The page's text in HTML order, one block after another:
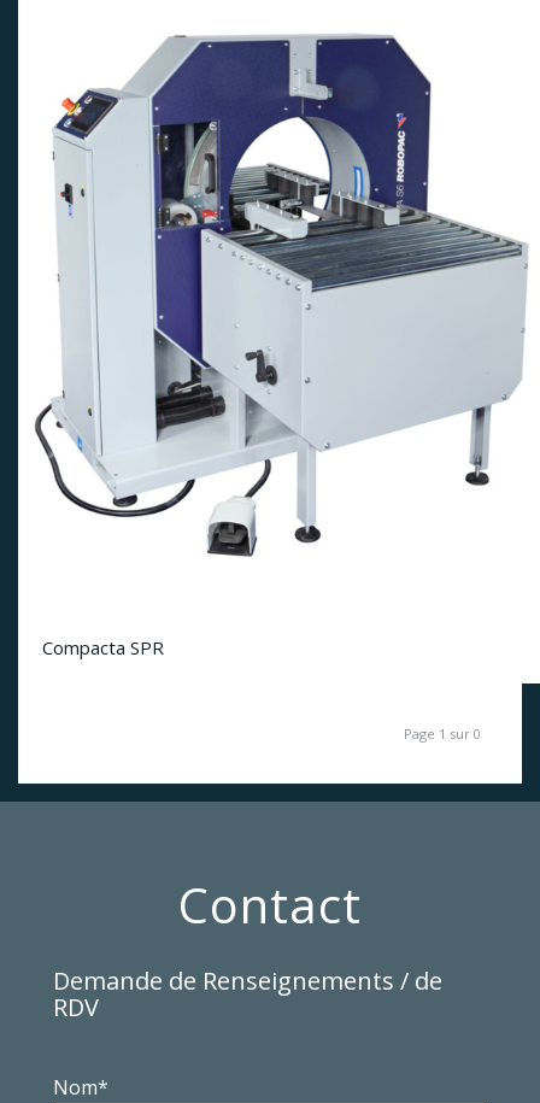
Compacta SPR
Page 1 sur 0
Contact
Demande de Renseignements / de
RDV
Nom*